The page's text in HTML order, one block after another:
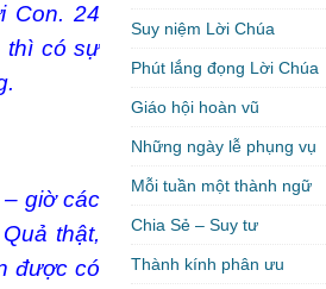
Con. 24
thì có sự
giờ các
Quả thật,
được có
Suy niệm Lời Chúa
Phút lắng đọng Lời Chúa
Giáo hội hoàn vũ
Những ngày lễ phụng vụ
Mỗi tuần một thành ngữ
Chia Sẻ – Suy tư
Thành kính phân ưu